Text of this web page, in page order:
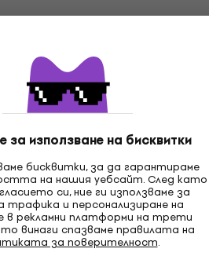
за използване на бисквитки
бисквитки, за да гарантираме
на нашия уебсайт. След като
си, ние ги използваме за
трафика и персонализиране на
в рекламни платформи на трети
винаги спазваме правилата на
за поверителност.